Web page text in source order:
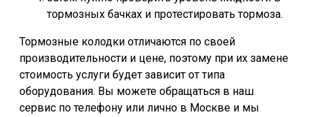
тормозных бачках и протестировать тормоза.
Тормозные колодки отличаются по своей
производительности и цене, поэтому при их замене
стоимость услуги будет зависит от типа
оборудования. Вы можете обращаться в наш
сервис по телефону или лично в Москве и мы